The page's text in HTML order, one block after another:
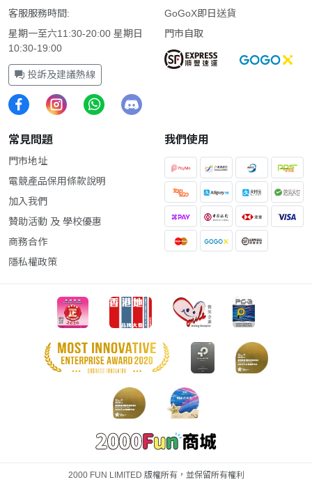
客服服務時間:
星期一至六11:30-20:00 星期日
10:30-19:00
投訴及建議熱線
GoGoX即日送貨
門市自取
常見問題
門市地址
電競產品保用條款說明
加入我們
贊助活動 及 學校優惠
商務合作
隱私權政策
我們使用
2000 FUN LIMITED 版權所有，並保留所有權利